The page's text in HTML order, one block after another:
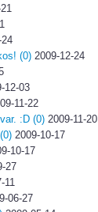
(0) 2009-12-24
12-03
11-22
:D (0) 2009-11-20
2009-10-17
10-17
27
11
06-27